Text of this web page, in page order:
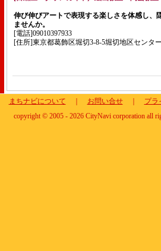
伸び伸びアートで表現する楽しさを体感し、
ませんか。
[電話]09010397933
[住所]東京都葛飾区堀切3-8-5堀切地区センタ
まちナビについて お問い合せ｜
プラ
copyright © 2005 - 2026 CityNavi corporation all